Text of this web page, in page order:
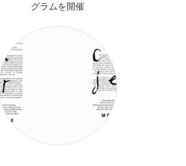
グラムを開催